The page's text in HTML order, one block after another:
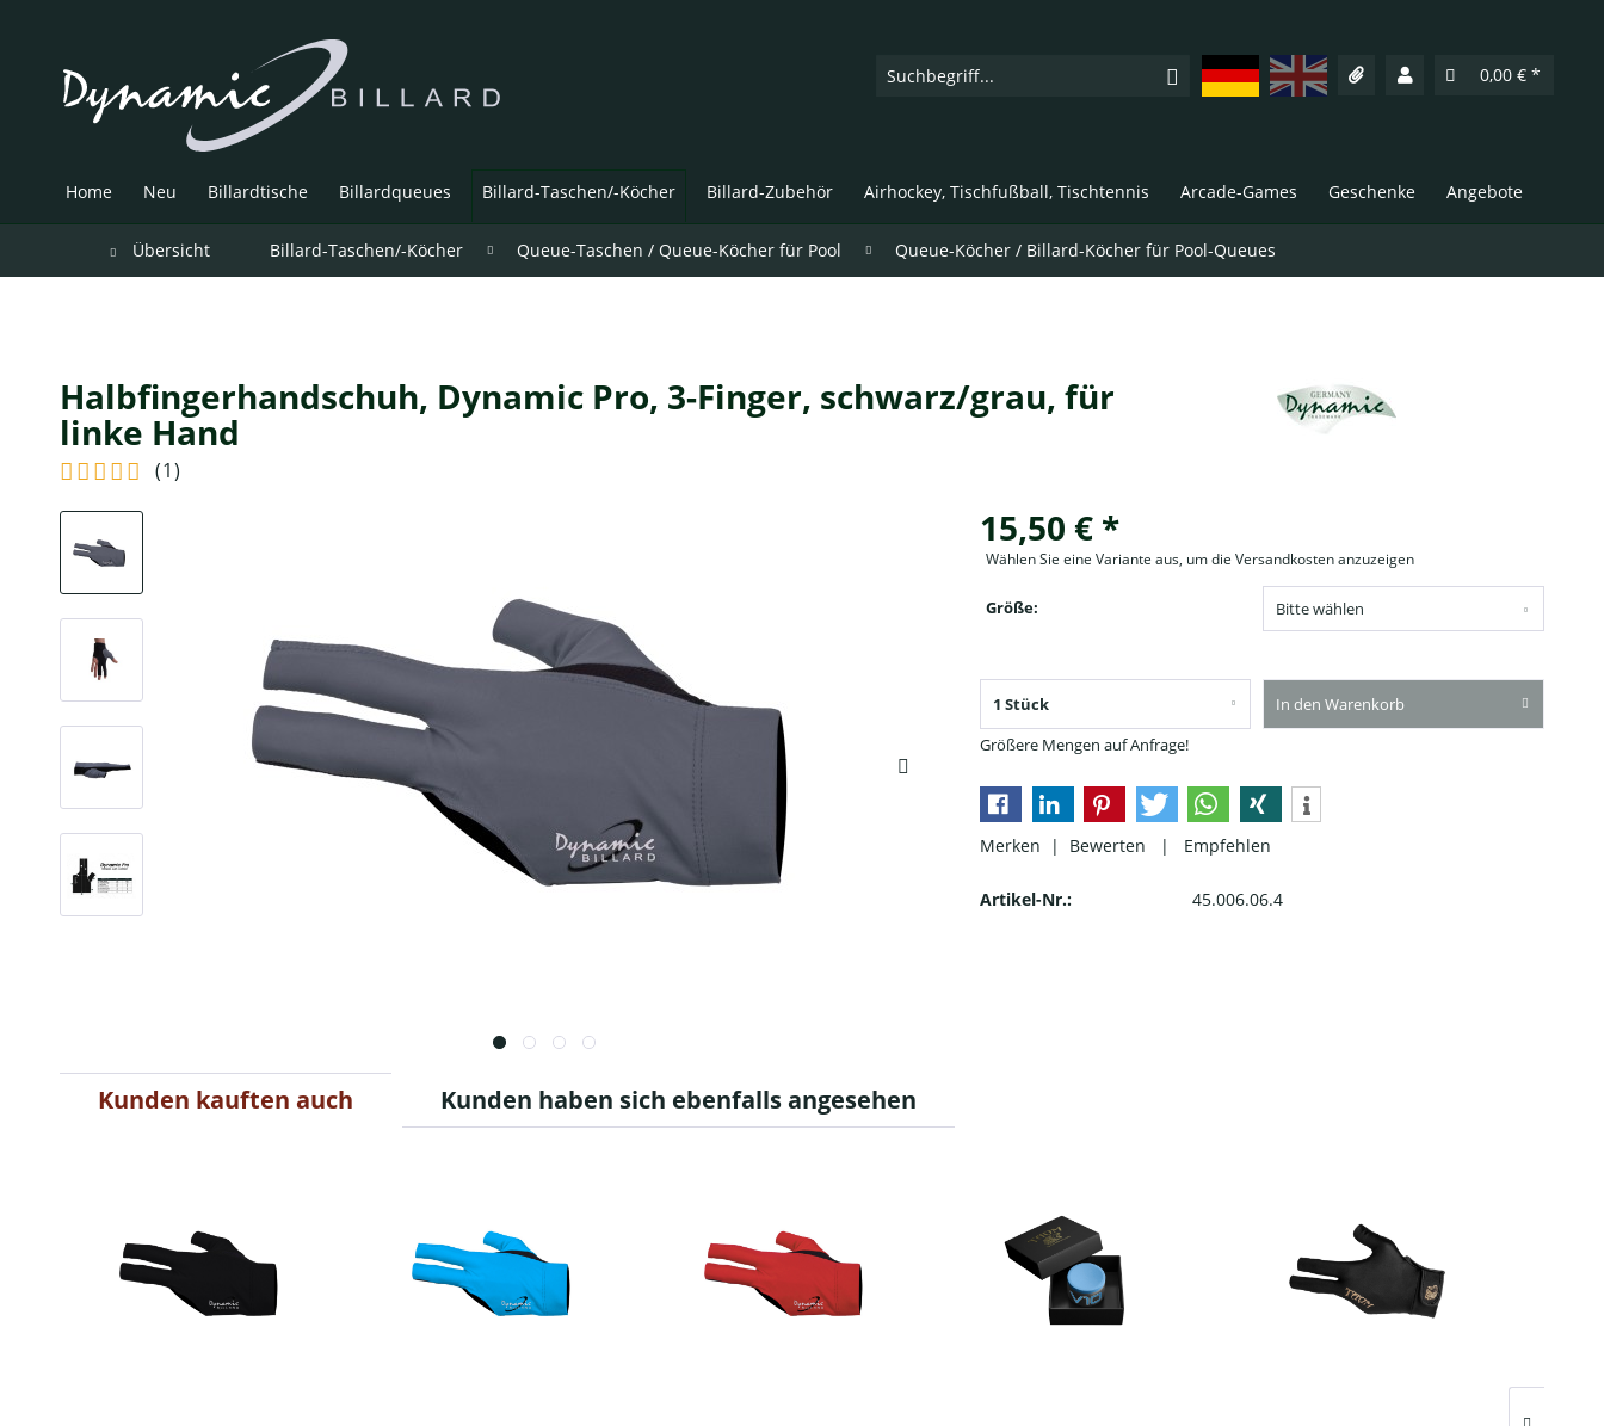
DeutschEnglish 0,00 € *
Home Neu Billardtische Billardqueues Billard-Taschen/-Köcher Billard-Zubehör Airhockey, Tischfußball, Tischtennis Arcade-Games Geschenke Angebote
Übersicht Billard-Taschen/-Köcher Queue-Taschen / Queue-Köcher für Pool Queue-Köcher / Billard-Köcher für Pool-Queues
Halbfingerhandschuh, Dynamic Pro, 3-Finger, schwarz/grau, für
linke Hand
(1)
15,50 € *
Wählen Sie eine Variante aus, um die Versandkosten anzuzeigen
Größe:
Größere Mengen auf Anfrage!
In den Warenkorb
Merken | Bewerten | Empfehlen
Artikel-Nr.: 45.006.06.4
Kunden kauften auch Kunden haben sich ebenfalls angesehen